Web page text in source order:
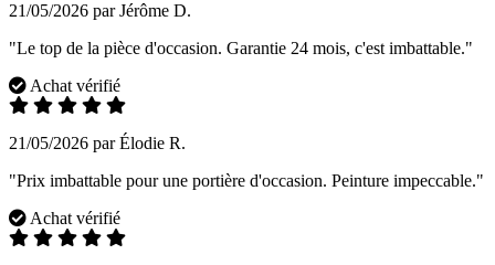
21/05/2026 par Jérôme D.
"Le top de la pièce d'occasion. Garantie 24 mois, c'est imbattable."
Achat vérifié
21/05/2026 par Élodie R.
"Prix imbattable pour une portière d'occasion. Peinture impeccable."
Achat vérifié